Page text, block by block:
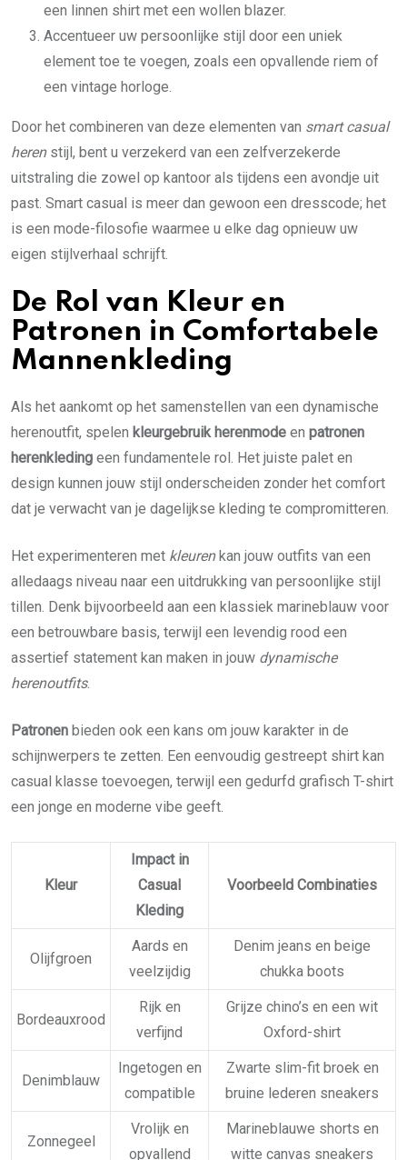
een linnen shirt met een wollen blazer.
Accentueer uw persoonlijke stijl door een uniek
element toe te voegen, zoals een opvallende riem of
een vintage horloge.
Door het combineren van deze elementen van smart casual
herenstijl, bent u verzekerd van een zelfverzekerde
uitstraling die zowel op kantoor als tijdens een avondje uit
past. Smart casual is meer dan gewoon een dresscode; het
is een mode-filosofie waarmee u elke dag opnieuw uw
eigen stijlverhaal schrijft.
De Rol van Kleur en
Patronen in Comfortabele
Mannenkleding
Als het aankomt op het samenstellen van een dynamische
herenoutfit, spelen kleurgebruik herenmode en patronen
herenkleding een fundamentele rol. Het juiste palet en
design kunnen jouw stijl onderscheiden zonder het comfort
dat je verwacht van je dagelijkse kleding te compromitteren.
Het experimenteren met kleurenkan jouw outfits van een
alledaags niveau naar een uitdrukking van persoonlijke stijl
tillen. Denk bijvoorbeeld aan een klassiek marineblauw voor
een betrouwbare basis, terwijl een levendig rood een
assertief statement kan maken in jouw dynamische
herenoutfits.
Patronen bieden ook een kans om jouw karakter in de
schijnwerpers te zetten. Een eenvoudig gestreept shirt kan
casual klasse toevoegen, terwijl een gedurfd grafisch T-shirt
een jonge en moderne vibe geeft.
Kleur
Impact in
Casual
Kleding
Voorbeeld Combinaties
Olijfgroen
Aards en
veelzijdig
Denim jeans en beige
chukka boots
Bordeauxrood
Rijk en
verfijnd
Grijze chino’s en een wit
Oxford-shirt
Denimblauw
Ingetogen en
compatible
Zwarte slim-fit broek en
bruine lederen sneakers
Zonnegeel
Vrolijk en
opvallend
Marineblauwe shorts en
witte canvas sneakers